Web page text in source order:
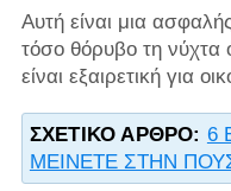
Αυτή είναι μια
τόσο θόρυβο τη
είναι εξαιρετική για
ΣΧΕΤΙΚΌ ΆΡΘΡΟ: 6
ΜΕΙΝΕΤΕ ΣΤΗΝ